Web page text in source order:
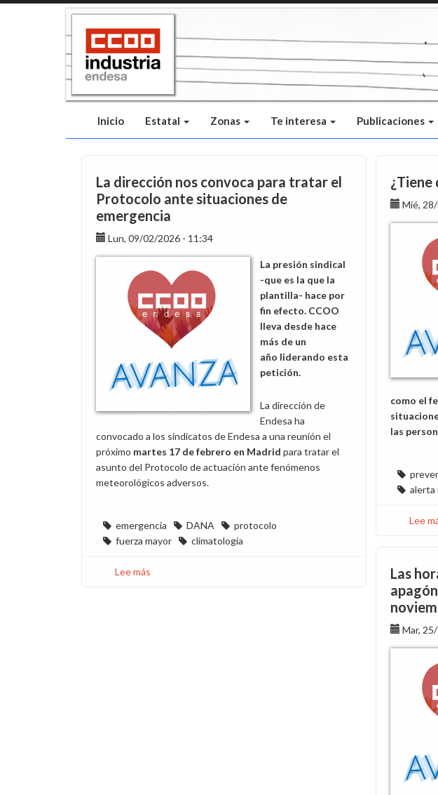
Inicio Estatal Zonas Te interesa Publicaciones
La dirección nos convoca para tratar el
Protocolo ante situaciones de
emergencia
Lun, 09/02/2026 - 11:34
La presión sindical
-que es la que la
plantilla- hace por
fin efecto. CCOO
lleva desde hace
más de un
año liderando esta
petición.
La dirección de
Endesa ha
convocado a los sindicatos de Endesa a una reunión el
próximo martes 17 de febrero en Madrid para tratar el
asunto del Protocolo de actuación ante fenómenos
meteorológicos adversos.
emergencia DANA
protocolo
fuerza mayor
climatología
Lee más
¿Tiene
Mié,
como el
las
alerta
Lee
Las
Mar,